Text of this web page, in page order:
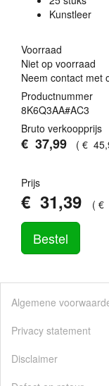
Kunstleer
Voorraad
Niet op voorraad
Neem contact met
Productnummer
8K6Q3AA#AC3
Bruto verkoopprijs
€ 37,99 ( € 45,
Prijs
€ 31,39 ( €
Bestel
Algemene
Privacy statement
Disclaimer